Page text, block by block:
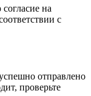
на
с
отправлено
проверьте